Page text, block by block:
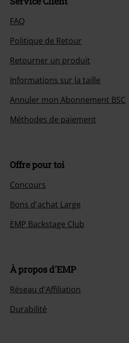
FAQ
Politique de Retour
Retourner un produit
Informations sur la taille
Annuler mon Abonnement BSC
Méthodes de paiement
Offre pour toi
Concours
Bons d'achat Large
EMP Backstage Club
À propos d'EMP
Réseau d'Affiliation
Durabilité